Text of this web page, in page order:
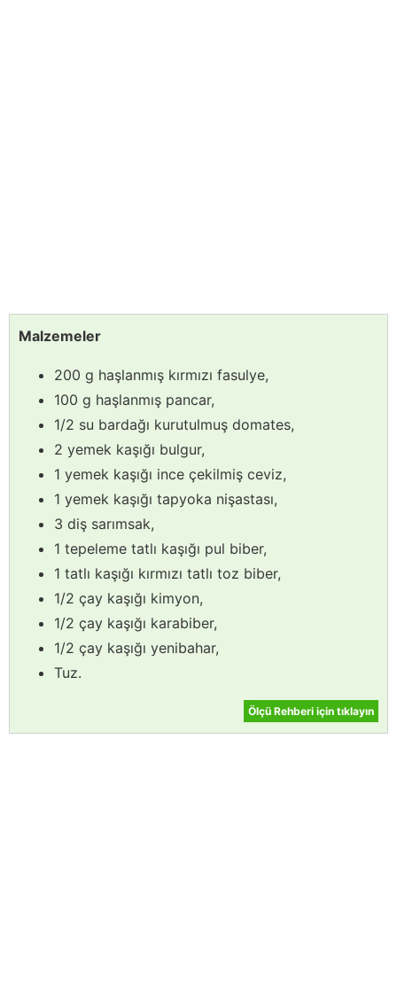
Malzemeler
200 g haşlanmış kırmızı fasulye,
100 g haşlanmış pancar,
1/2 su bardağı kurutulmuş domates,
2 yemek kaşığı bulgur,
1 yemek kaşığı ince çekilmiş ceviz,
1 yemek kaşığı tapyoka nişastası,
3 diş sarımsak,
1 tepeleme tatlı kaşığı pul biber,
1 tatlı kaşığı kırmızı tatlı toz biber,
1/2 çay kaşığı kimyon,
1/2 çay kaşığı karabiber,
1/2 çay kaşığı yenibahar,
Tuz.
Ölçü Rehberi için tıklayın